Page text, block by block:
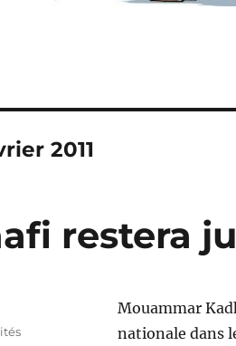
2011
restera
Mouammar
nationale dans